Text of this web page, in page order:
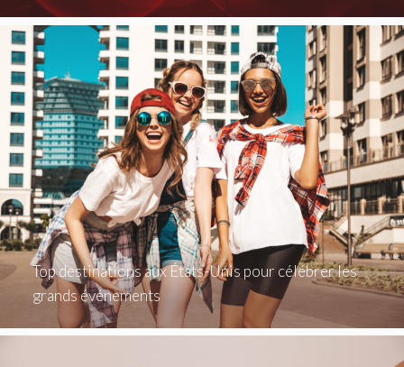
Top destinations aux États-Unis pour célébrer les
grands événements